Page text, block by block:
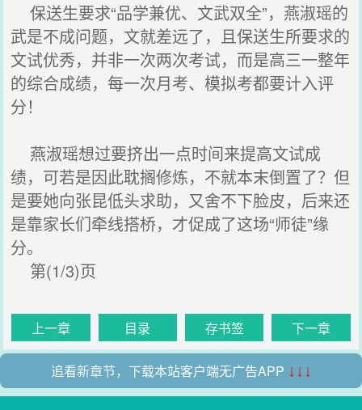
保送生要求“品学兼优、文武双全”，燕淑瑶的
武是不成问题，文就差远了，且保送生所要求的
文试优秀，并非一次两次考试，而是高三一整年
的综合成绩，每一次月考、模拟考都要计入评
分！
燕淑瑶想过要挤出一点时间来提高文试成
绩，可若是因此耽搁修炼，不就本末倒置了？但
是要她向张昆低头求助，又舍不下脸皮，后来还
是靠家长们牵线搭桥，才促成了这场“师徒”缘
分。
第(1/3)页
上一章 目录 存书签 下一章
追看新章节，下载本站客户端无广告APP ↓↓↓